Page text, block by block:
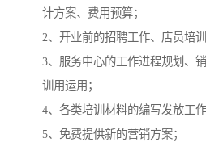
计方案、费用预算；
2、开业前的招聘工作、店员培
3、服务中心的工作进程规划、
训用运用；
4、各类培训材料的编写发放工作
5、免费提供新的营销方案；